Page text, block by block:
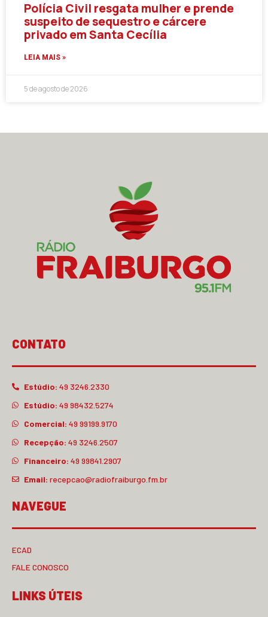
Polícia Civil resgata mulher e prende
suspeito de sequestro e cárcere
privado em Santa Cecília
LEIA MAIS »
5 de agosto de 2026
CONTATO
Estúdio: 49 3246.2330
Estúdio: 49 98432.5274
Comercial: 49 99199.9170
Recepção: 49 3246.2507
Financeiro: 49 99841.2907
Email: recepcao@radiofraiburgo.fm.br
NAVEGUE
ECAD
FALE CONOSCO
LINKS ÚTEIS